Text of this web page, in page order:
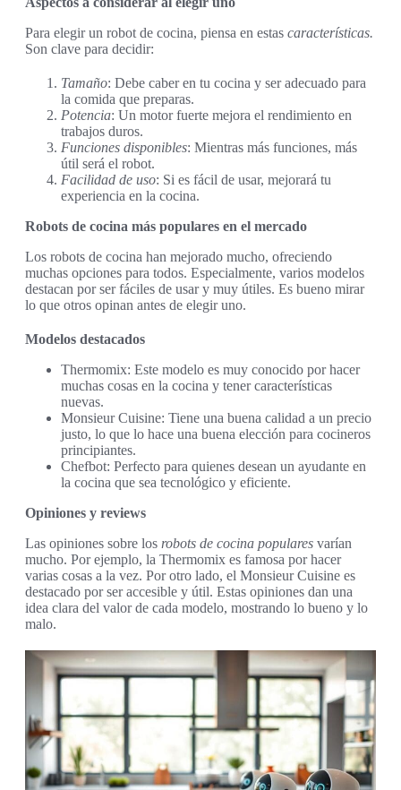
Para elegir un robot de cocina, piensa en estas características.
Son clave para decidir:
Tamaño: Debe caber en tu cocina y ser adecuado para
la comida que preparas.
Potencia: Un motor fuerte mejora el rendimiento en
trabajos duros.
Funciones disponibles: Mientras más funciones, más
útil será el robot.
Facilidad de uso: Si es fácil de usar, mejorará tu
experiencia en la cocina.
Robots de cocina más populares en el mercado
Los robots de cocina han mejorado mucho, ofreciendo
muchas opciones para todos. Especialmente, varios modelos
destacan por ser fáciles de usar y muy útiles. Es bueno mirar
lo que otros opinan antes de elegir uno.
Modelos destacados
Thermomix: Este modelo es muy conocido por hacer
muchas cosas en la cocina y tener características
nuevas.
Monsieur Cuisine: Tiene una buena calidad a un precio
justo, lo que lo hace una buena elección para cocineros
principiantes.
Chefbot: Perfecto para quienes desean un ayudante en
la cocina que sea tecnológico y eficiente.
Opiniones y reviews
Las opiniones sobre los robots de cocina populares varían
mucho. Por ejemplo, la Thermomix es famosa por hacer
varias cosas a la vez. Por otro lado, el Monsieur Cuisine es
destacado por ser accesible y útil. Estas opiniones dan una
idea clara del valor de cada modelo, mostrando lo bueno y lo
malo.